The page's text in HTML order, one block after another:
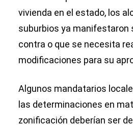
vivienda en el estado, los
suburbios ya manifestaron
contra o que se necesita
modificaciones para su
Algunos mandatarios
las determinaciones en
zonificación deberían ser